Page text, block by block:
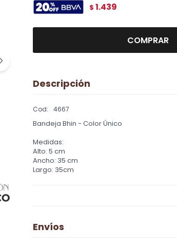
$ 1.439
COMPRAR
Descripción
4667
Bandeja Bhin - Color Único
Medidas:
Alto: 5 cm
Ancho: 35 cm
Largo: 35cm
Envíos